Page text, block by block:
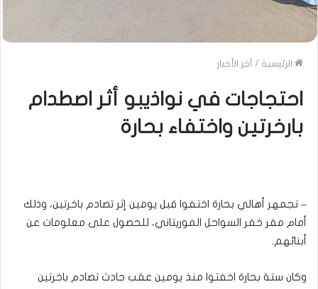
الرئيسية / آخر الأخبار
احتجاجات في نواذيبو أثر اصطدام
بارخرتين واختفاء بحارة
– تجمهر أهالي بحارة اختفوا قبل يومين إثر تصادم باخرتين، وذلك
أمام مقر خفر السواحل الموريتاني، للحصول على معلومات عن
أبنائهم.
وكان ستة بحارة اخفتوا منذ يومين عقب حادث تصادم باخرتين